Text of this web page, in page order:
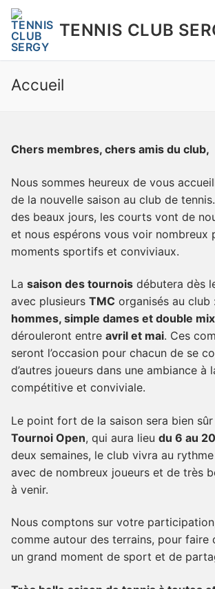
Aller
au
contenu
TENNIS CLUB
Accueil
Chers membres, chers amis du club,
Nous sommes heureux de vous
de la nouvelle saison au club de
des beaux jours, les courts vont de
et nous espérons vous voir nombreux
moments sportifs et conviviaux.
La saison des tournois débutera dès
avec plusieurs TMC organisés au club :
hommes, simple dames et double
dérouleront entre avril et mai. Ces
seront l’occasion pour chacun de se
d’autres joueurs dans une ambiance à
compétitive et conviviale.
Le point fort de la saison sera bien
Tournoi Open, qui aura lieu du 6 au
deux semaines, le club vivra au
avec de nombreux joueurs et de très
à venir.
Nous comptons sur votre
comme autour des terrains, pour faire
un grand moment de sport et de